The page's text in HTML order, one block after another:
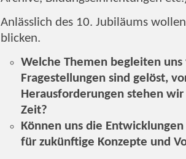
Anlässlich des 10. Jubiläums
blicken.
Welche Themen begleiten
Fragestellungen sind gelöst,
Herausforderungen stehen
Zeit?
Können uns die
für zukünftige Konzepte und